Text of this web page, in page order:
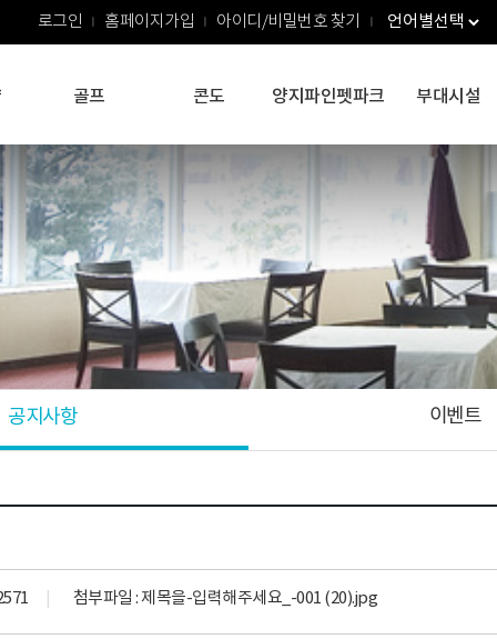
로그인 홈페이지가입 아이디/비밀번호 찾기
골프 콘도 양지파인펫파크 부대시설
공지사항 이벤트
첨부파일 :제목을-입력해주세요_-001 (20).jpg